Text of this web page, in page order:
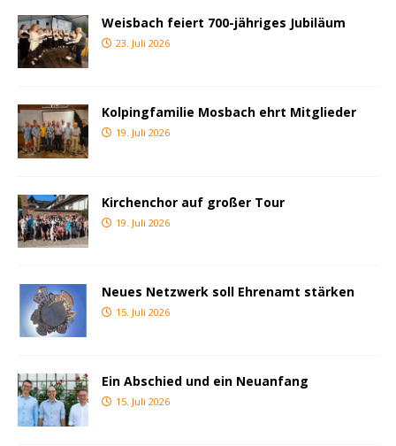
Weisbach feiert 700-jähriges Jubiläum
23. Juli 2026
Kolpingfamilie Mosbach ehrt Mitglieder
19. Juli 2026
Kirchenchor auf großer Tour
19. Juli 2026
Neues Netzwerk soll Ehrenamt stärken
15. Juli 2026
Ein Abschied und ein Neuanfang
15. Juli 2026